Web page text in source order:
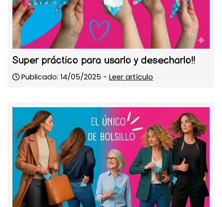
Super práctico para usarlo y desecharlo!!
Publicado: 14/05/2025 - Leer artículo